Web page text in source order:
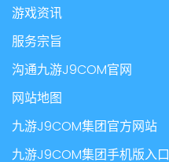
游戏资讯
服务宗旨
沟通九游J9COM官网
网站地图
九游J9COM集团官方网站
九游J9COM集团手机版入口